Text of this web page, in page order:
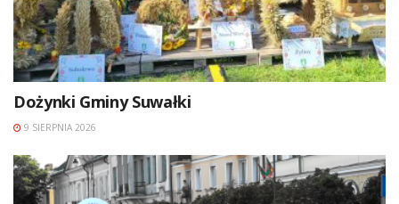
Dożynki Gminy Suwałki
9 SIERPNIA 2026